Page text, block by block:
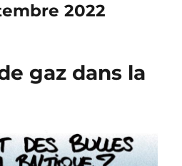
2022
gaz dans la